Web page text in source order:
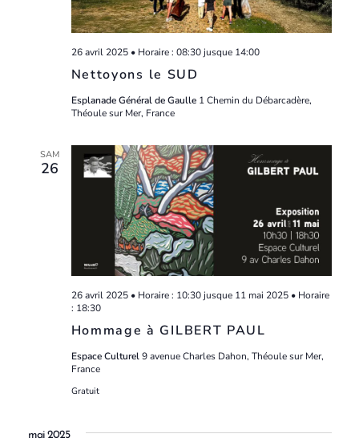
Nettoyons le SUD
26 avril 2025 • Horaire : 08:30jusque 14:00
Esplanade Général de Gaulle 1 Chemin du Débarcadère,
Théoule sur Mer, France
SAM
26
Hommage à GILBERT PAUL
26 avril 2025 • Horaire : 10:30jusque 11 mai 2025 • Horaire
: 18:30
Espace Culturel9 avenue Charles Dahon, Théoule sur Mer,
France
Gratuit
mai 2025